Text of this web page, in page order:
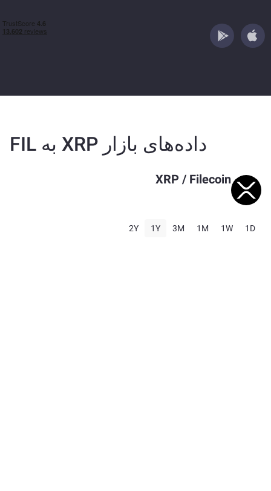
داده‌های بازار XRP به FIL
XRP / Filecoin
1D
1W
1M
3M
1Y
2Y